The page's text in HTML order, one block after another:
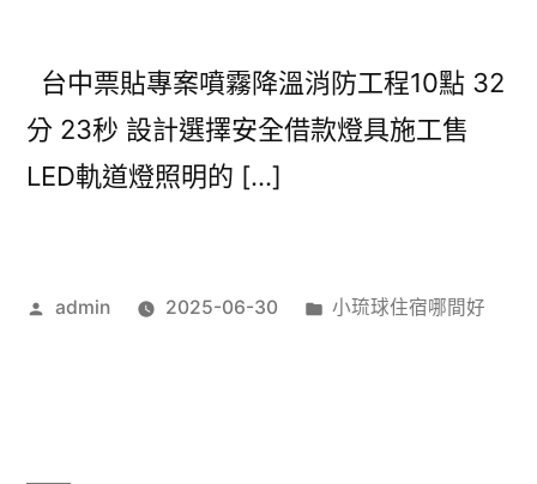
台中票貼專案噴霧降溫消防工程10點 32
分 23秒 設計選擇安全借款燈具施工售
LED軌道燈照明的 […]
作
admin 2025-06-30
分
小琉球住宿哪間好